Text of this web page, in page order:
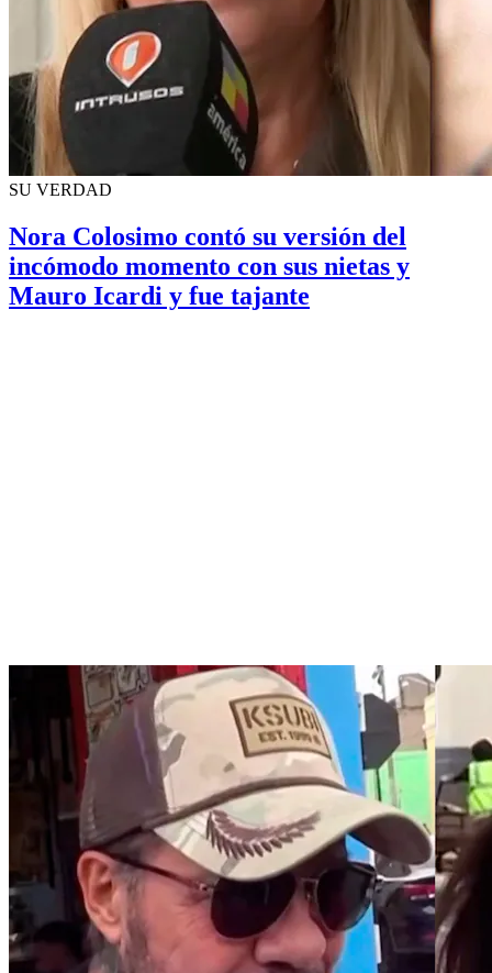
SU VERDAD
Nora Colosimo contó su versión del
incómodo momento con sus nietas y
Mauro Icardi y fue tajante